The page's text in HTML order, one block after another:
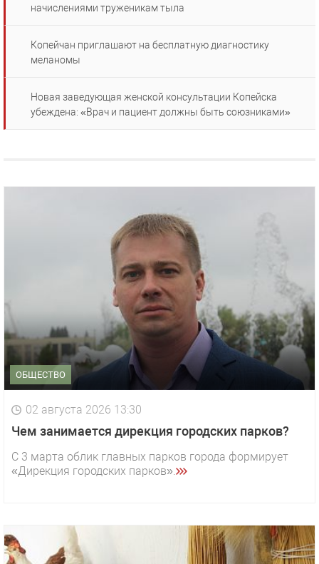
начислениями труженикам тыла
Копейчан приглашают на бесплатную диагностику
меланомы
Новая заведующая женской консультации Копейска
убеждена: «Врач и пациент должны быть союзниками»
ОБЩЕСТВО
02 августа 2026 13:30
Чем занимается дирекция городских парков?
С 3 марта облик главных парков города формирует
«Дирекция городских парков».